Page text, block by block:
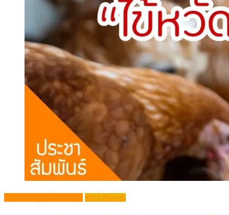
ข่าว (News)